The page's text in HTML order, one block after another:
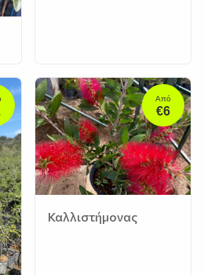
Καλλιστήμονας
Από
€6